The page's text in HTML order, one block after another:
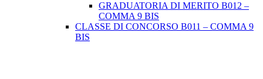
GRADUATORIA DI MERITO B012 –
COMMA 9 BIS
CLASSE DI CONCORSO B011 – COMMA 9
BIS